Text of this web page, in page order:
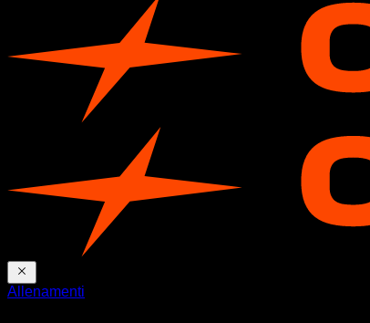
Allenamenti